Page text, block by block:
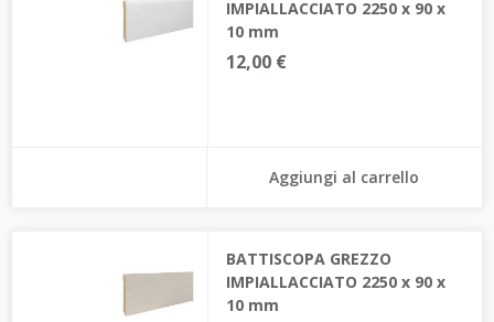
IMPIALLACCIATO 2250 x 90 x
10 mm
12,00 €
Aggiungi al carrello
BATTISCOPA GREZZO
IMPIALLACCIATO 2250 x 90 x
10 mm